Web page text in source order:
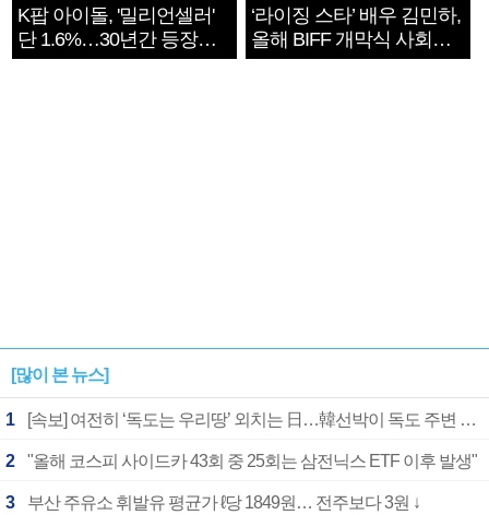
K팝 아이돌, '밀리언셀러'
단 1.6%…30년간 등장
1182개팀 전수조사
‘라이징 스타’ 배우 김민하,
올해 BIFF 개막식 사회자
확정
[많이 본 뉴스]
1 [속보] 여전히 ‘독도는 우리땅’ 외치는 日…韓선박이 독도 주변 해양조사 활동하자 반발
2 "올해 코스피 사이드카 43회 중 25회는 삼전닉스 ETF 이후 발생"
3 부산 주유소 휘발유 평균가 ℓ당 1849원… 전주보다 3원 ↓